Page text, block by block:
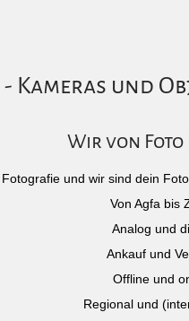
- Kameras und
Wir von Foto
Fotografie und wir sind dein
Von Agfa bis
Analog und
Ankauf und
Offline und
Regional und